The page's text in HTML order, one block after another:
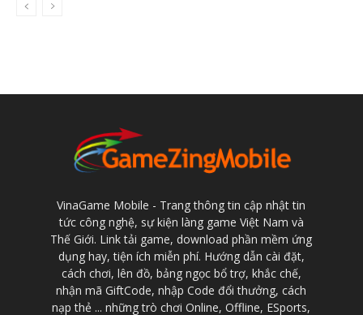
VinaGame Mobile - Trang thông tin cập nhật tin
tức công nghệ, sự kiện làng game Việt Nam và
Thế Giới. Link tải game, download phần mềm ứng
dụng hay, tiện ích miễn phí. Hướng dẫn cài đặt,
cách chơi, lên đồ, bảng ngọc bổ trợ, khắc chế,
nhận mã GiftCode, nhập Code đổi thưởng, cách
nạp thẻ ... những trò chơi Online, Offline, ESports,